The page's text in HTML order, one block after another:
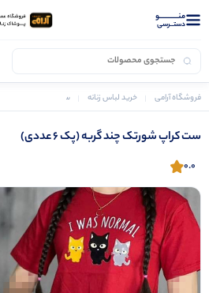
منــــــــــــو
دستــرسی
فروشگاه آرامی خرید لباس زنانه ست کراپ و شورتک زنانه
ست کراپ شورتک چند گربه (پک 6 عددی)
0.0